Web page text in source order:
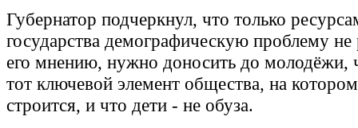
Губернатор подчеркнул, что только
государства демографическую проблему
его мнению, нужно доносить до молодёжи,
тот ключевой элемент общества, на
строится, и что дети - не обуза.